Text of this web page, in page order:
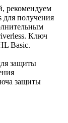
рекомендуем
для получения
Ключ
Basic.
защиты
защиты